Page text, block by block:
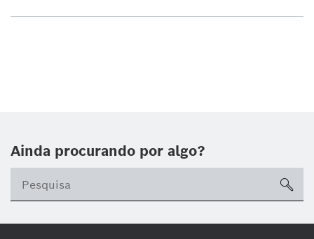
Ainda procurando por algo?